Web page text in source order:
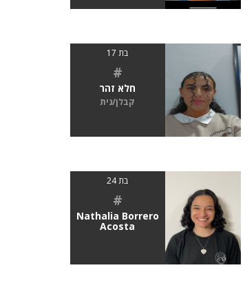
בת 17
#
חלא זהר
קבלן/נית
בת 24
#
Nathalia Borrero
Acosta